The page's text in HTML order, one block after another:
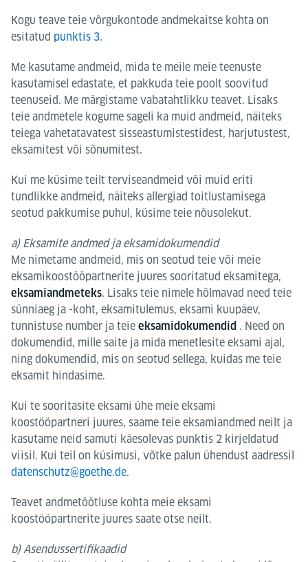
Kogu teave teie võrgukontode andmekaitse kohta on
esitatud punktis 3.
Me kasutame andmeid, mida te meile meie teenuste
kasutamisel edastate, et pakkuda teie poolt soovitud
teenuseid. Me märgistame vabatahtlikku teavet. Lisaks
teie andmetele kogume sageli ka muid andmeid, näiteks
teiega vahetatavatest sisseastumistestidest, harjutustest,
eksamitest või sõnumitest.
Kui me küsime teilt terviseandmeid või muid eriti
tundlikke andmeid, näiteks allergiad toitlustamisega
seotud pakkumise puhul, küsime teie nõusolekut.
a) Eksamite andmed ja eksamidokumendid
Me nimetame andmeid, mis on seotud teie või meie
eksamikoostööpartnerite juures sooritatud eksamitega,
eksamiandmeteks. Lisaks teie nimele hõlmavad need teie
sünniaeg ja -koht, eksamitulemus, eksami kuupäev,
tunnistuse number ja teie eksamidokumendid . Need on
dokumendid, mille saite ja mida menetlesite eksami ajal,
ning dokumendid, mis on seotud sellega, kuidas me teie
eksamit hindasime.
Kui te sooritasite eksami ühe meie eksami
koostööpartneri juures, saame teie eksamiandmed neilt ja
kasutame neid samuti käesolevas punktis 2 kirjeldatud
viisil. Kui teil on küsimusi, võtke palun ühendust aadressil
datenschutz@goethe.de.
Teavet andmetöötluse kohta meie eksami
koostööpartnerite juures saate otse neilt.
b) Asendussertifikaadid